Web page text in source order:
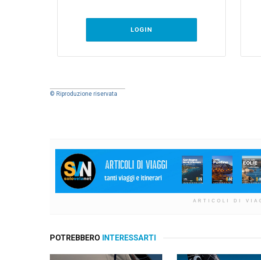
LOGIN
© Riproduzione riservata
ARTICOLI DI
POTREBBERO INTERESSARTI